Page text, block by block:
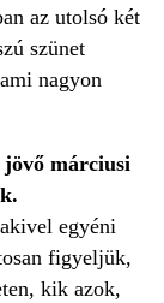
az utolsó két
szünet
nagyon
márciusi
egyéni
figyeljük,
kik azok,